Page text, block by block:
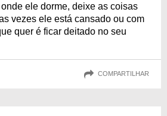
ele dorme, deixe as coisas
vezes ele está cansado ou com
quer é ficar deitado no seu
COMPARTILHAR